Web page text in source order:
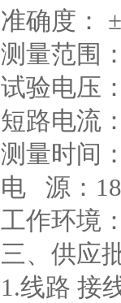
准确度：
测量范围
试验电压
短路电流
测量时间
电 源：
工作环境
三、供应
1.线路 接